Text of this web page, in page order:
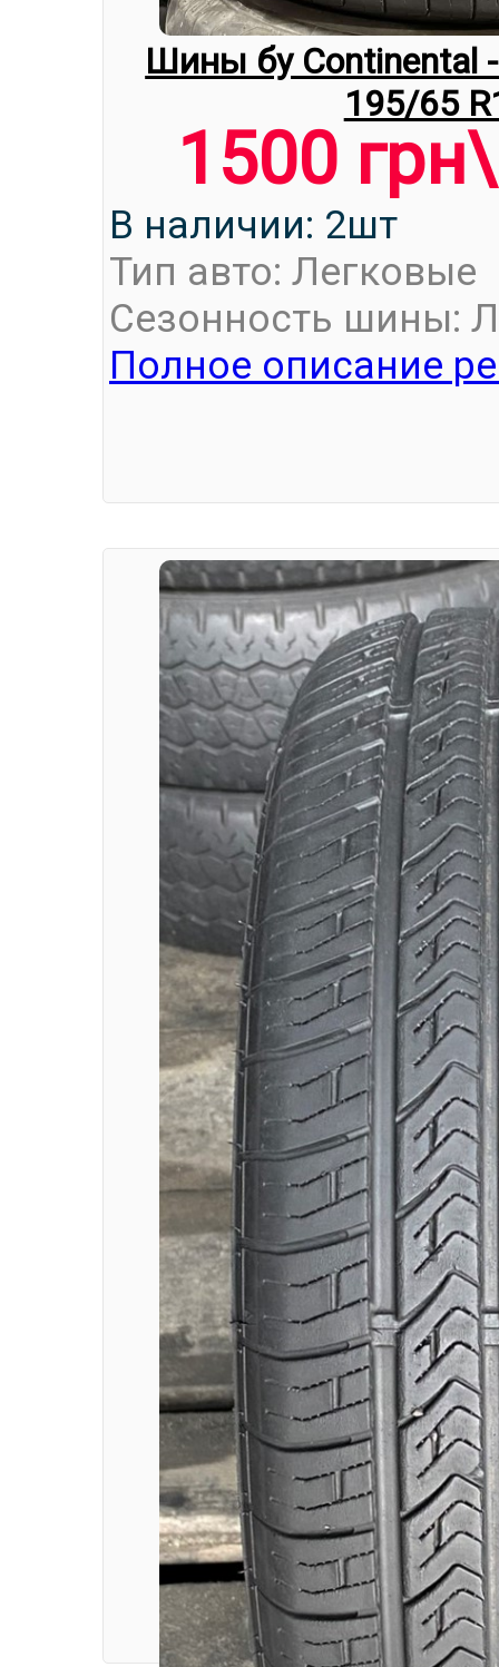
Шины бу Continental
195/65
1500
В наличии: 2шт
Тип авто: Легковые
Сезонность шины:
Полное описание